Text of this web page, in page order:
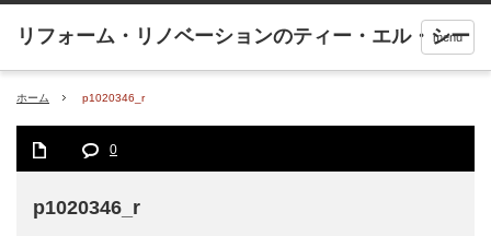
menu
ホーム p1020346_r
0
p1020346_r